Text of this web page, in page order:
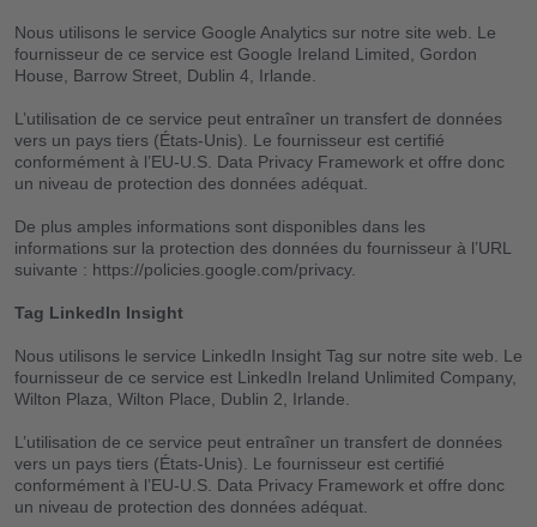
Coûts
Télécharge l’app
Aide
Contact
FR AL IT AN
Nous utilisons le service Google Analytics sur notre site web. Le
fournisseur de ce service est Google Ireland Limited, Gordon
House, Barrow Street, Dublin 4, Irlande.
L’utilisation de ce service peut entraîner un transfert de données
vers un pays tiers (États-Unis). Le fournisseur est certifié
conformément à l’EU-U.S. Data Privacy Framework et offre donc
un niveau de protection des données adéquat.
De plus amples informations sont disponibles dans les
informations sur la protection des données du fournisseur à l’URL
suivante : https://policies.google.com/privacy.
Tag LinkedIn Insight
Nous utilisons le service LinkedIn Insight Tag sur notre site web. Le
fournisseur de ce service est LinkedIn Ireland Unlimited Company,
Wilton Plaza, Wilton Place, Dublin 2, Irlande.
L’utilisation de ce service peut entraîner un transfert de données
vers un pays tiers (États-Unis). Le fournisseur est certifié
conformément à l’EU-U.S. Data Privacy Framework et offre donc
un niveau de protection des données adéquat.